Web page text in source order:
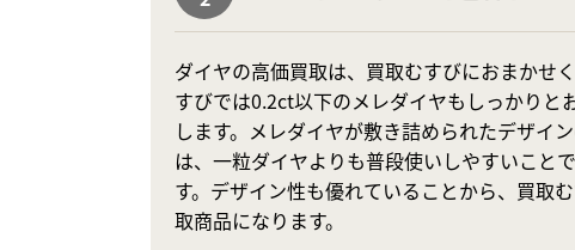
ダイヤの高価買取は、買取むすびにおまかせ
すびでは0.2ct以下のメレダイヤもしっかりと
します。メレダイヤが敷き詰められたデザイ
は、一粒ダイヤよりも普段使いしやすいこと
す。デザイン性も優れていることから、買取
取商品になります。